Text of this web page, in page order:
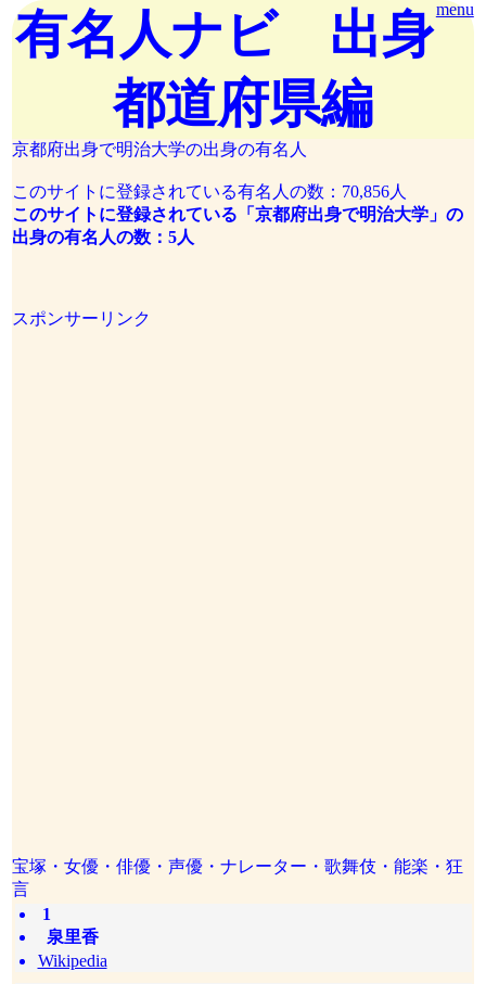
menu
有名人ナビ 出身
都道府県編
京都府出身で明治大学の出身の有名人
このサイトに登録されている有名人の数：70,856人
このサイトに登録されている「京都府出身で明治大学」の
出身の有名人の数：5人
スポンサーリンク
宝塚・女優・俳優・声優・ナレーター・歌舞伎・能楽・狂
言
1
泉里香
Wikipedia